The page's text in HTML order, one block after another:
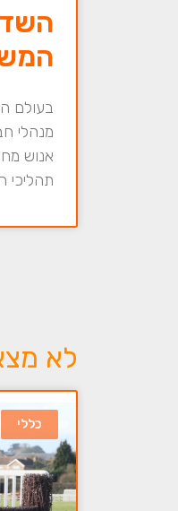
בעולם
מנהלי
אנוש
תהליכי
לא
כללי